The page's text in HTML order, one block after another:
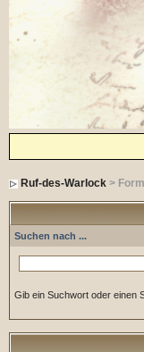
Ruf-des-Warlock>
Suchen nach ...
Gib ein Suchwort oder einen